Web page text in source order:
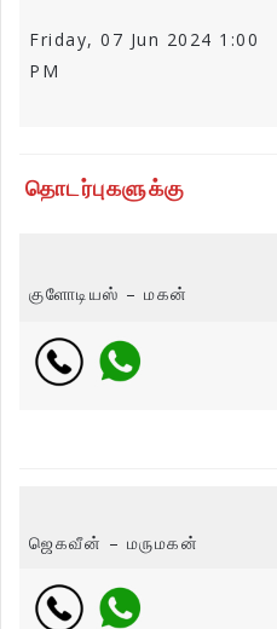
Friday, 07 Jun 2024 1:00
PM
தொடர்புகளுக்கு
குளோடியஸ் – மகன்
ஜெகவீன் – மருமகன்